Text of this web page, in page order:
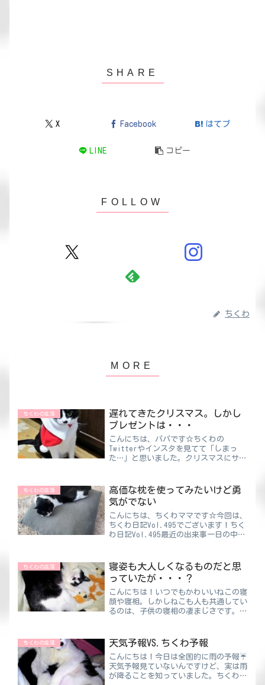
X Facebook はてブ
LINE コピー
ちくわ
ちくわの生活
遅れてきたクリスマス。しかし
プレゼントは・・・
こんにちは、パパです☆ちくわの
Twitterやインスタを見てて「しまっ
た…」と思いました。クリスマスにサン
けだったから、ちくわにコスさせてなく
て「逆に目立ってるんじゃ！？」...
ちくわの生活
高価な枕を使ってみたいけど勇
気がでない
こんにちは、ちくわママです☆今回は、
ちくわ日記Vol.495でございます！ちく
わ日記Vol.495最近の出来事一日の中で
するために必要な寝具。特に枕はかなり
重要ではないでし...
ちくわの生活
寝姿も大人しくなるものだと思
っていたが・・・？
こんにちは！いつでもかわいいねこの寝
顔や寝相。しかしねこも人も共通してい
るのは、子供の寝相の凄まじさです。大
んてことは大人になってからはありませ
ん。お酒で記憶がないこと...
ちくわの生活 天気予報VS.ちくわ予報
こんにちは！今日は全国的に雨の予報☔
天気予報見ていないんですけど、実は雨
が降ることを知っていました。ちくわパ